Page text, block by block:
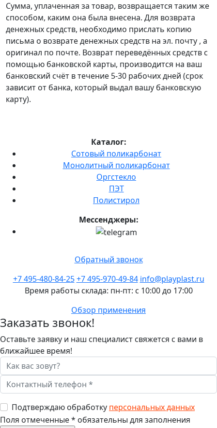
Сумма, уплаченная за товар, возвращается таким же
способом, каким она была внесена. Для возврата
денежных средств, необходимо прислать копию
письма о возврате денежных средств на эл. почту , а
оригинал по почте. Возврат переведённых средств с
помощью банковской карты, производится на ваш
банковский счёт в течение 5-30 рабочих дней (срок
зависит от банка, который выдал вашу банковскую
карту).
Каталог:
Сотовый поликарбонат
Монолитный поликарбонат
Оргстекло
ПЭТ
Полистирол
Мессенджеры:
Обратный звонок
+7 495-480-84-25 +7 495-970-49-84 info@playplast.ru
Время работы склада: пн-пт: с 10:00 до 17:00
Обзор применения
Заказать звонок!
Оставьте заявку и наш специалист свяжется с вами в
ближайшее время!
Подтверждаю обработку персональных данных
Поля отмеченные* обязательны для заполнения